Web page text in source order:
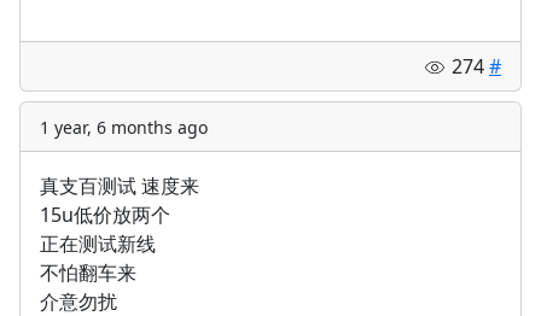
274#
1 year, 6 months ago
真支百测试 速度来
15u低价放两个
正在测试新线
不怕翻车来
介意勿扰